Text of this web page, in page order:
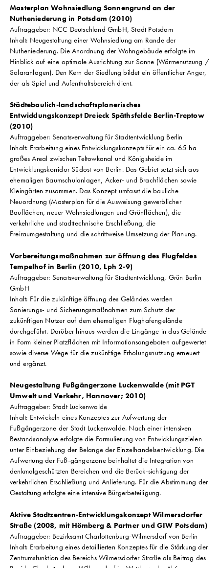
Masterplan Wohnsiedlung Sonnengrund an der
Nutheniederung in Potsdam (2010)
Auftraggeber: NCC Deutschland GmbH, Stadt Potsdam
Inhalt: Neugestaltung einer Wohnsiedlung am Rande der
Nutheniederung. Die Anordnung der Wohngebäude erfolgte im
Hinblick auf eine optimale Ausrichtung zur Sonne (Wärmenutzung /
Solaranlagen). Den Kern der Siedlung bildet ein öffentlicher Anger,
der als Spiel und Aufenthaltsbereich dient.
Städtebaulich-landschaftsplanerisches
Entwicklungskonzept Dreieck Späthsfelde Berlin-Treptow
(2010)
Auftraggeber: Senatsverwaltung für Stadtentwicklung Berlin
Inhalt: Erarbeitung eines Entwicklungskonzepts für ein ca. 65 ha
großes Areal zwischen Teltowkanal und Königsheide im
Entwicklungskorridor Südost von Berlin. Das Gebiet setzt sich aus
ehemaligen Baumschulanlagen, Acker- und Brachflächen sowie
Kleingärten zusammen. Das Konzept umfasst die bauliche
Neuordnung (Masterplan für die Ausweisung gewerblicher
Bauflächen, neuer Wohnsiedlungen und Grünflächen), die
verkehrliche und stadttechnische Erschließung, die
Freiraumgestaltung und die schrittweise Umsetzung der Planung.
Vorbereitungsmaßnahmen zur öffnung des Flugfeldes
Tempelhof in Berlin (2010, Lph 2-9)
Auftraggeber: Senatsverwaltung für Stadtentwicklung, Grün Berlin
GmbH
Inhalt: Für die zukünftige öffnung des Geländes werden
Sanierungs- und Sicherungsmaßnahmen zum Schutz der
zukünftigen Nutzer auf dem ehemaligen Flughafengelände
durchgeführt. Darüber hinaus werden die Eingänge in das Gelände
in Form kleiner Platzflächen mit Informationsangeboten aufgewertet
sowie diverse Wege für die zukünftige Erholungsnutzung erneuert
und ergänzt.
Neugestaltung Fußgängerzone Luckenwalde (mit PGT
Umwelt und Verkehr, Hannover; 2010)
Auftraggeber: Stadt Luckenwalde
Inhalt: Entwickeln eines Konzeptes zur Aufwertung der
Fußgängerzone der Stadt Luckenwalde. Nach einer intensiven
Bestandsanalyse erfolgte die Formulierung von Entwicklungszielen
unter Einbeziehung der Belange der Einzelhandelsentwicklung. Die
Aufwertung der Fuß-gängerzone beinhaltet die Integration von
denkmalgeschützten Bereichen und die Berück-sichtigung der
verkehrlichen Erschließung und Anlieferung. Für die Abstimmung der
Gestaltung erfolgte eine intensive Bürgerbeteiligung.
Aktive Stadtzentren-Entwicklungskonzept Wilmersdorfer
Straße (2008, mit Hömberg & Partner und GIW Potsdam)
Auftraggeber: Bezirksamt Charlottenburg-Wilmersdorf von Berlin
Inhalt: Erarbeitung eines detaillierten Konzeptes für die Stärkung der
Zentrumsfunktion des Bereichs Wilmersdorfer Straße als Beitrag des